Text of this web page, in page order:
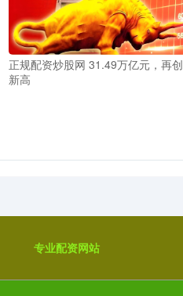
正规配资炒股网 31.49万亿元，再创
新高
专业配资网站